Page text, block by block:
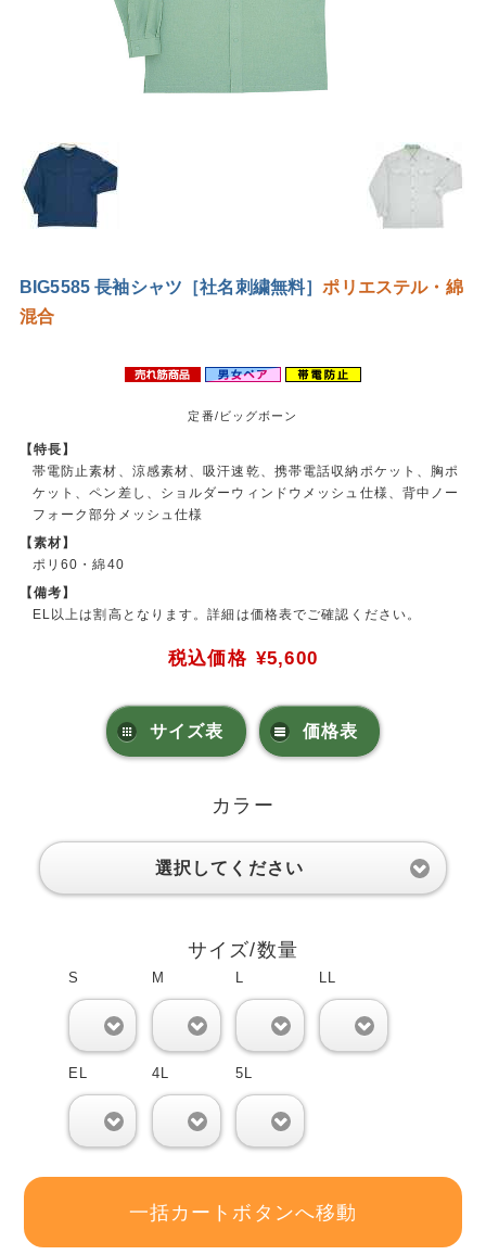
BIG5585 長袖シャツ［社名刺繍無料］ポリエステル・綿
混合
定番/ビッグボーン
【特長】
帯電防止素材、涼感素材、吸汗速乾、携帯電話収納ポケット、胸ポ
ケット、ペン差し、ショルダーウィンドウメッシュ仕様、背中ノー
フォーク部分メッシュ仕様
【素材】
ポリ60・綿40
【備考】
EL以上は割高となります。詳細は価格表でご確認ください。
税込価格 ¥5,600
サイズ表 価格表
カラー
選択してください
サイズ/数量
S M
EL 4L 5L
一括カートボタンへ移動